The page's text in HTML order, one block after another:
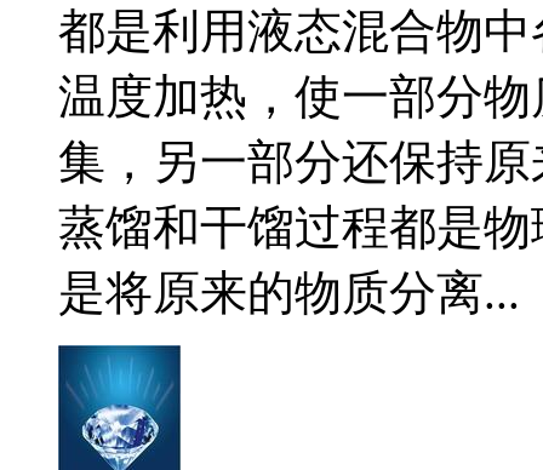
都是利用液态混合物
温度加热，使一部分
集，另一部分还保持
蒸馏和干馏过程都是
是将原来的物质分离...